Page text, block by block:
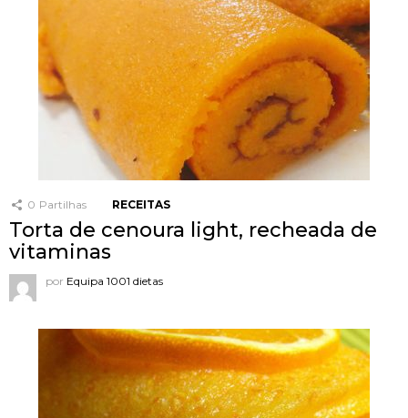
0 Partilhas RECEITAS
Torta de cenoura light, recheada de
vitaminas
por Equipa 1001 dietas